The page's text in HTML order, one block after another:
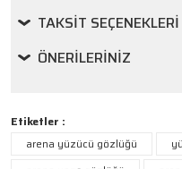
TAKSIT SEÇENEKLERI
ÖNERILERINIZ
Etiketler :
arena yüzücü gözlüğü